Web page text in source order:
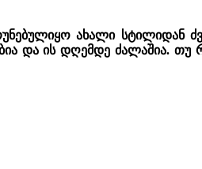
ახალი სტილიდან
და ის დღემდე ძალაშია. თუ